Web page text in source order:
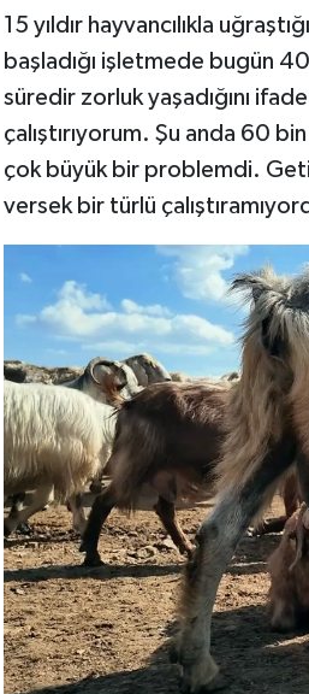
15 yıldır hayvancılıkla
başladığı işletmede bugün
süredir zorluk yaşadığını
çalıştırıyorum. Şu anda 60
çok büyük bir problemdi.
versek bir türlü